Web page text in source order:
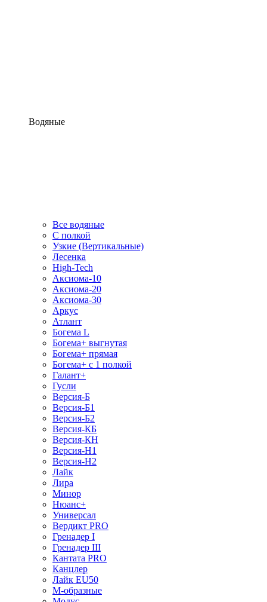
Водяные
Все водяные
С полкой
Узкие (Вертикальные)
Лесенка
High-Tech
Аксиома-10
Аксиома-20
Аксиома-30
Аркус
Атлант
Богема L
Богема+ выгнутая
Богема+ прямая
Богема+ с 1 полкой
Галант+
Гусли
Версия-Б
Версия-Б1
Версия-Б2
Версия-КБ
Версия-КН
Версия-Н1
Версия-Н2
Лайк
Лира
Минор
Нюанс+
Универсал
Вердикт PRO
Гренадер I
Гренадер III
Кантата PRO
Канцлер
Лайк EU50
М-образные